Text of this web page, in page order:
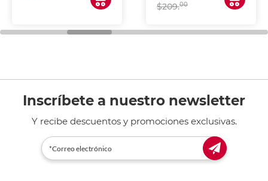
$209.00
Inscríbete a nuestro newsletter
Y recibe descuentos y promociones exclusivas.